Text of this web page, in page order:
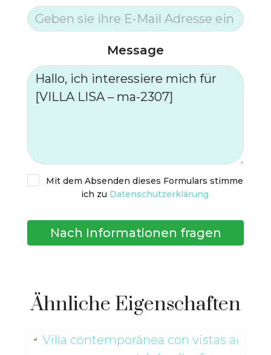
Message
Mit dem Absenden dieses Formulars stimme
ich zu Datenschutzerklärung
Nach Informationen fragen
Ähnliche Eigenschaften